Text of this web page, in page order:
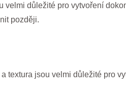
velmi důležité pro vytvoření
později.
textura jsou velmi důležité pro